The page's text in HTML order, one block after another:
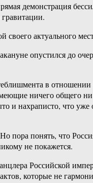
демонстрация
актуального
опустился до
в
ничего общего
нахраписто, что уже
понять, что
не покажется.
Российской
которые не